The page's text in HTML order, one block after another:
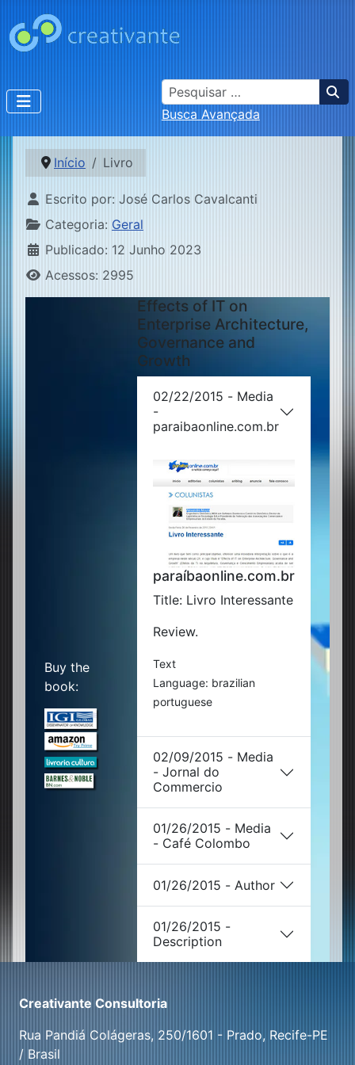
Busca
Busca Avançada
Início Livro
Detalhes
Escrito por: José Carlos Cavalcanti
Categoria: Geral
Publicado: 12 Junho 2023
Acessos: 2995
Buy the
book:
Effects of IT on
Enterprise Architecture,
Governance and
Growth
02/22/2015 - Media
-
paraibaonline.com.br
paraíbaonline.com.br
Title: Livro Interessante
Review.
Text
Language: brazilian
portuguese
02/09/2015 - Media
- Jornal do
Commercio
01/26/2015 - Media
- Café Colombo
01/26/2015 - Author
01/26/2015 -
Description
Creativante Consultoria
Rua Pandiá Colágeras, 250/1601 - Prado, Recife-PE
/ Brasil